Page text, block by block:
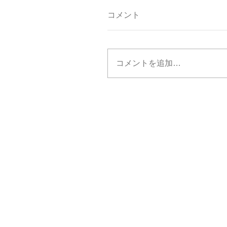
コメント
コメントを追加…